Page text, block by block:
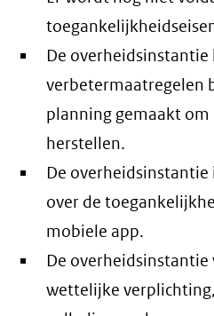
De overheidsinstantie
verbetermaatregelen
planning gemaakt
herstellen.
De
over de
mobiele app.
De
wettelijke